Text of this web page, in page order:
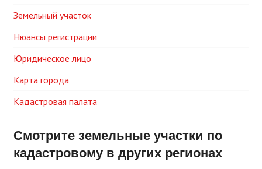
Земельный участок
Нюансы регистрации
Юридическое лицо
Карта города
Кадастровая палата
Смотрите земельные участки по
кадастровому в других регионах